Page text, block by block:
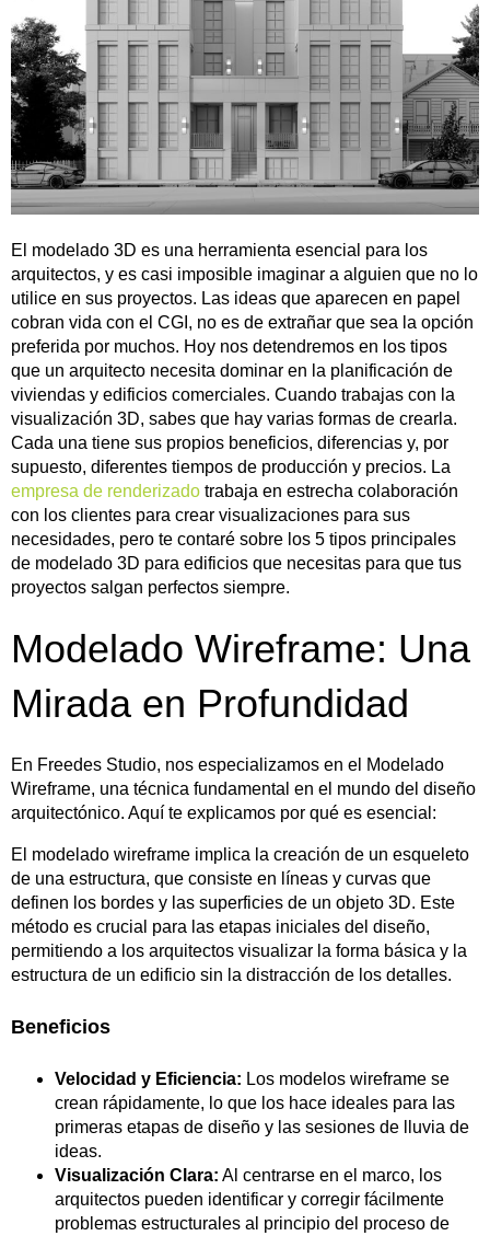
El modelado 3D es una herramienta esencial para los
arquitectos, y es casi imposible imaginar a alguien que no lo
utilice en sus proyectos. Las ideas que aparecen en papel
cobran vida con el CGI, no es de extrañar que sea la opción
preferida por muchos. Hoy nos detendremos en los tipos
que un arquitecto necesita dominar en la planificación de
viviendas y edificios comerciales. Cuando trabajas con la
visualización 3D, sabes que hay varias formas de crearla.
Cada una tiene sus propios beneficios, diferencias y, por
supuesto, diferentes tiempos de producción y precios. La
empresa de renderizado trabaja en estrecha colaboración
con los clientes para crear visualizaciones para sus
necesidades, pero te contaré sobre los 5 tipos principales
de modelado 3D para edificios que necesitas para que tus
proyectos salgan perfectos siempre.
Modelado Wireframe: Una
Mirada en Profundidad
En Freedes Studio, nos especializamos en el Modelado
Wireframe, una técnica fundamental en el mundo del diseño
arquitectónico. Aquí te explicamos por qué es esencial:
El modelado wireframe implica la creación de un esqueleto
de una estructura, que consiste en líneas y curvas que
definen los bordes y las superficies de un objeto 3D. Este
método es crucial para las etapas iniciales del diseño,
permitiendo a los arquitectos visualizar la forma básica y la
estructura de un edificio sin la distracción de los detalles.
Beneficios
Velocidad y Eficiencia: Los modelos wireframe se
crean rápidamente, lo que los hace ideales para las
primeras etapas de diseño y las sesiones de lluvia de
ideas.
Visualización Clara: Al centrarse en el marco, los
arquitectos pueden identificar y corregir fácilmente
problemas estructurales al principio del proceso de